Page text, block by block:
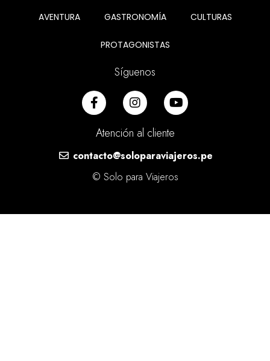
AVENTURA GASTRONOMÍA CULTURAS
PROTAGONISTAS
Síguenos
Atención al cliente
contacto@soloparaviajeros.pe
© Solo para Viajeros